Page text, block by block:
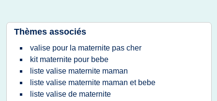
Thèmes associés
valise pour la maternite pas cher
kit maternite pour bebe
liste valise maternite maman
liste valise maternite maman et bebe
liste valise de maternite